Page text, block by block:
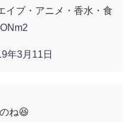
イブ・アニメ・香水・食
年3月11日
ね😆